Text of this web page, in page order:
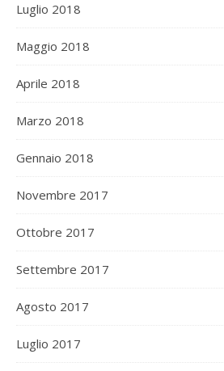
Luglio 2018
Maggio 2018
Aprile 2018
Marzo 2018
Gennaio 2018
Novembre 2017
Ottobre 2017
Settembre 2017
Agosto 2017
Luglio 2017